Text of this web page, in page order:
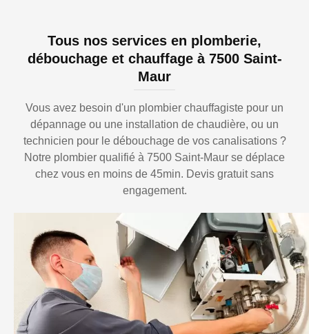
Tous nos services en plomberie,
débouchage et chauffage à 7500 Saint-
Maur
Vous avez besoin d'un plombier chauffagiste pour un
dépannage ou une installation de chaudière, ou un
technicien pour le débouchage de vos canalisations ?
Notre plombier qualifié à 7500 Saint-Maur se déplace
chez vous en moins de 45min. Devis gratuit sans
engagement.